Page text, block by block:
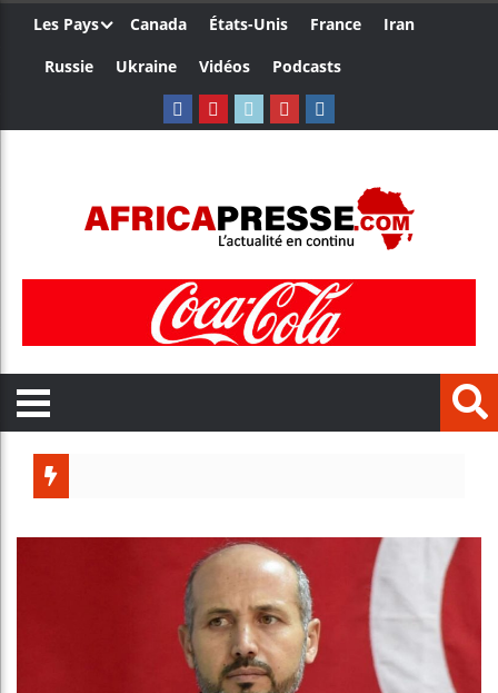
Les Pays Canada États-Unis France
Iran
Russie
Ukraine Vidéos Podcasts